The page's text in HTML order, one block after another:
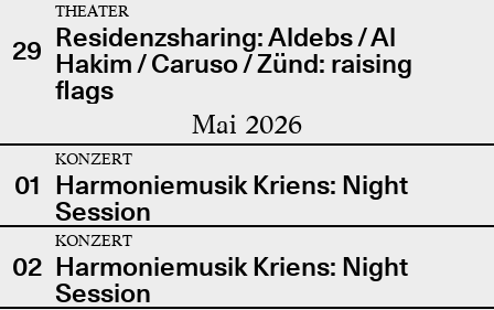
29
THEATER
Residenzsharing: Aldebs / Al
Hakim / Caruso / Zünd: raising
flags
Mai 2026
01
KONZERT
Harmoniemusik Kriens: Night
Session
02
KONZERT
Harmoniemusik Kriens: Night
Session